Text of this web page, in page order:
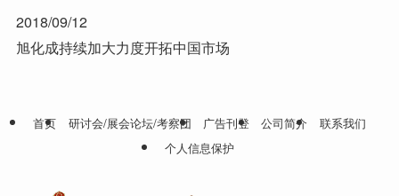
2018/09/12
旭化成持续加大力度开拓中国市场
首页 研讨会/展会论坛/考察团 广告刊登 公司简介
联系我们
个人信息保护